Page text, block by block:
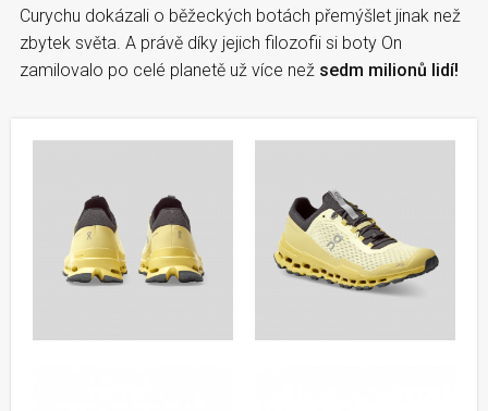
Curychu dokázali o běžeckých botách přemýšlet jinak než
zbytek světa. A právě díky jejich filozofii si boty On
zamilovalo po celé planetě už více než sedm milionů lidí!